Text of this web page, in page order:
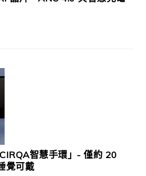
智慧手環」- 僅約 20
覺可戴